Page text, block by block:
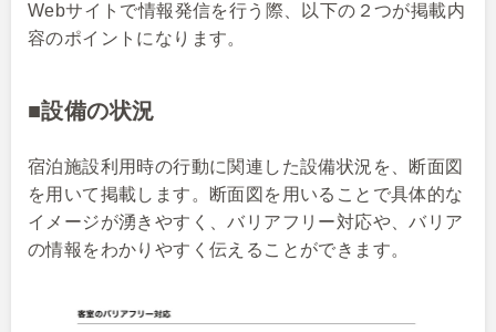
Webサイトで情報発信を行う際、以下の２つが掲載内
容のポイントになります。
■設備の状況
宿泊施設利用時の行動に関連した設備状況を、断面図
を用いて掲載します。断面図を用いることで具体的な
イメージが湧きやすく、バリアフリー対応や、バリア
の情報をわかりやすく伝えることができます。